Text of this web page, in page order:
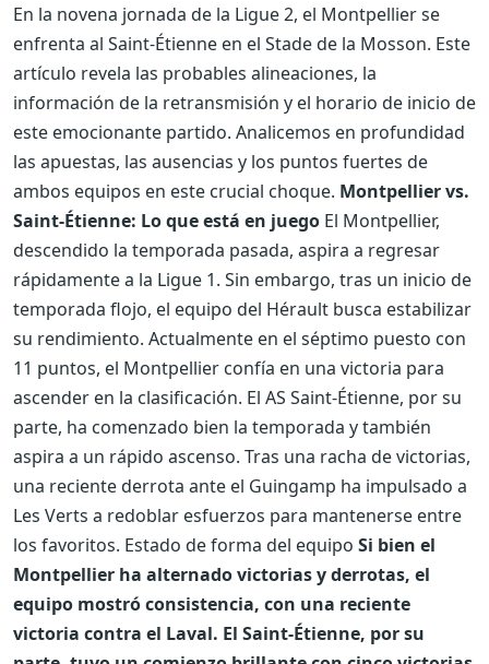
En la novena jornada de la Ligue 2, el Montpellier se
enfrenta al Saint-Étienne en el Stade de la Mosson. Este
artículo revela las probables alineaciones, la
información de la retransmisión y el horario de inicio de
este emocionante partido. Analicemos en profundidad
las apuestas, las ausencias y los puntos fuertes de
ambos equipos en este crucial choque. Montpellier vs.
Saint-Étienne: Lo que está en juego El Montpellier,
descendido la temporada pasada, aspira a regresar
rápidamente a la Ligue 1. Sin embargo, tras un inicio de
temporada flojo, el equipo del Hérault busca estabilizar
su rendimiento. Actualmente en el séptimo puesto con
11 puntos, el Montpellier confía en una victoria para
ascender en la clasificación. El AS Saint-Étienne, por su
parte, ha comenzado bien la temporada y también
aspira a un rápido ascenso. Tras una racha de victorias,
una reciente derrota ante el Guingamp ha impulsado a
Les Verts a redoblar esfuerzos para mantenerse entre
los favoritos. Estado de forma del equipo Si bien el
Montpellier ha alternado victorias y derrotas, el
equipo mostró consistencia, con una reciente
victoria contra el Laval. El Saint-Étienne, por su